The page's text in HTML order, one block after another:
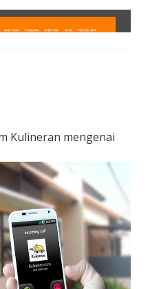
Kulineran mengenai